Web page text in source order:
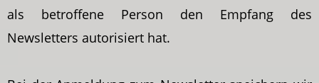
als betroffene Person den Empfang des
Newsletters autorisiert hat.